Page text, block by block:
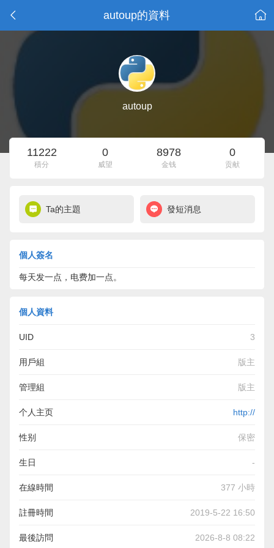
autoup的資料
autoup
11222
積分
0
威望
8978
金钱
0
贡献
Ta的主題 發短消息
個人簽名
每天发一点，电费加一点。
個人資料
UID 3
用戶組 版主
管理組 版主
个人主页 http://
性别 保密
生日 -
在線時間 377 小時
註冊時間 2019-5-22 16:50
最後訪問 2026-8-8 08:22